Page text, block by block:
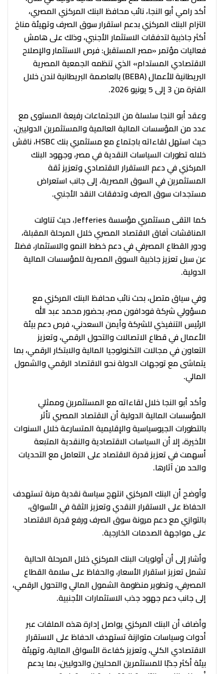
أكد رامي أبو النجا، نائب محافظ البنك المركزي المصري،
التزام البنك المركزي بدعم استقرار سوق الصرف وتهيئة مناخ
أكثر جاذبية لتدفقات الاستثمار الأجنبي، وذلك على هامش
فعاليات مؤتمر «مصر المستقبل: فرص الاستثمار والإصلاح
الاقتصادي المستدام» الذي تنظمه الجمعية المصرية
البريطانية للأعمال (BEBA) بالعاصمة البريطانية لندن خلال
الفترة من 3 إلى 5 يونيو 2026.
وعقد أبو النجا سلسلة من الاجتماعات رفيعة المستوى مع
عدد من المؤسسات المالية العالمية والمستثمرين الدوليين،
حيث استهل لقاءاته باجتماع مع مستثمري بنك HSBC، ناقش
خلاله تطورات السياسات النقدية في مصر، وجهود البنك
المركزي في دعم الاستقرار الاقتصادي وتعزيز ثقة
المستثمرين في السوق المصرية، إلى جانب استعراض
مستجدات سوق الصرف وتدفقات النقد الأجنبي.
كما التقى مستثمري مؤسسة Jefferies، حيث تناولت
المناقشات آفاق الاقتصاد المصري خلال المرحلة المقبلة،
ودور القطاع المصرفي في دعم خطط النمو والاستثمار، فضلاً
عن سبل تعزيز جاذبية السوق المصرية للمؤسسات المالية
الدولية.
وفي سياق متصل، بحث نائب محافظ البنك المركزي مع
مسؤولي شركة فودافون مصر، بحضور محمد عبد الله
الرئيس التنفيذي للشركة وأيمن السعدني، فرص دعم بيئة
الأعمال في قطاع الاتصالات والتحول الرقمي، وتعزيز
التعاون في مجالات التكنولوجيا المالية والابتكار الرقمي، بما
يتماشى مع توجهات الدولة نحو الاقتصاد الرقمي والشمول
المالي.
وأكد أبو النجا خلال لقاءاته مع المستثمرين وممثلي
المؤسسات المالية الدولية أن الاقتصاد المصري تأثر
بالتطورات الجيوسياسية والإقليمية المتسارعة خلال السنوات
الأخيرة، إلا أن السياسات الاقتصادية والنقدية المتبعة
أسهمت في تعزيز قدرة الاقتصاد على التعامل مع التحديات
والحد من آثارها.
وأوضح أن البنك المركزي انتهج سياسة نقدية مرنة تستهدف
الحفاظ على الاستقرار النقدي وتعزيز الثقة في الأسواق،
بالتوازي مع دعم مرونة سوق الصرف ورفع قدرة الاقتصاد
على مواجهة الصدمات الخارجية.
وأشار إلى أن أولويات البنك المركزي خلال المرحلة الحالية
تشمل تعزيز استقرار الأسعار، والحفاظ على سلامة القطاع
المصرفي، وتطوير منظومة الشمول المالي والتحول الرقمي،
إلى جانب دعم جهود جذب الاستثمارات الأجنبية.
وأضاف أن البنك المركزي يواصل إدارة هذه الملفات عبر
أدوات وسياسات متوازنة تستهدف الحفاظ على الاستقرار
الاقتصادي الكلي، وتعزيز كفاءة الأسواق المالية، وتهيئة
بيئة أكثر جذبًا للمستثمرين المحليين والدوليين، بما يدعم